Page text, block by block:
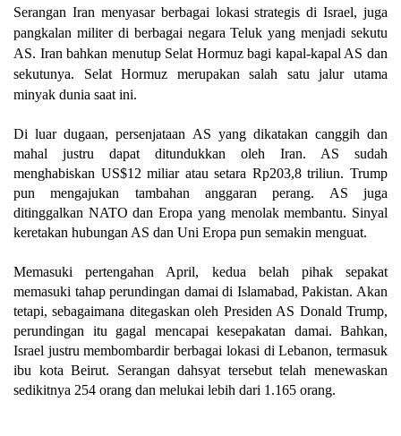
Serangan Iran menyasar berbagai lokasi strategis di Israel, juga
pangkalan militer di berbagai negara Teluk yang menjadi sekutu
AS. Iran bahkan menutup Selat Hormuz bagi kapal-kapal AS dan
sekutunya. Selat Hormuz merupakan salah satu jalur utama
minyak dunia saat ini.
Di luar dugaan, persenjataan AS yang dikatakan canggih dan
mahal justru dapat ditundukkan oleh Iran. AS sudah
menghabiskan US$12 miliar atau setara Rp203,8 triliun. Trump
pun mengajukan tambahan anggaran perang. AS juga
ditinggalkan NATO dan Eropa yang menolak membantu. Sinyal
keretakan hubungan AS dan Uni Eropa pun semakin menguat.
Memasuki pertengahan April, kedua belah pihak sepakat
memasuki tahap perundingan damai di Islamabad, Pakistan. Akan
tetapi, sebagaimana ditegaskan oleh Presiden AS Donald Trump,
perundingan itu gagal mencapai kesepakatan damai. Bahkan,
Israel justru membombardir berbagai lokasi di Lebanon, termasuk
ibu kota Beirut. Serangan dahsyat tersebut telah menewaskan
sedikitnya 254 orang dan melukai lebih dari 1.165 orang.